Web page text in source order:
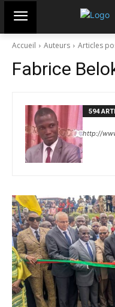
Accueil Auteurs Articles
Fabrice
594
http://